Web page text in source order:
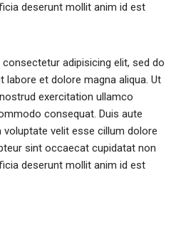
deserunt mollit anim id est
adipisicing elit, sed do
et dolore magna aliqua. Ut
exercitation ullamco
consequat. Duis aute
voluptate velit esse cillum dolore
sint occaecat cupidatat non
deserunt mollit anim id est